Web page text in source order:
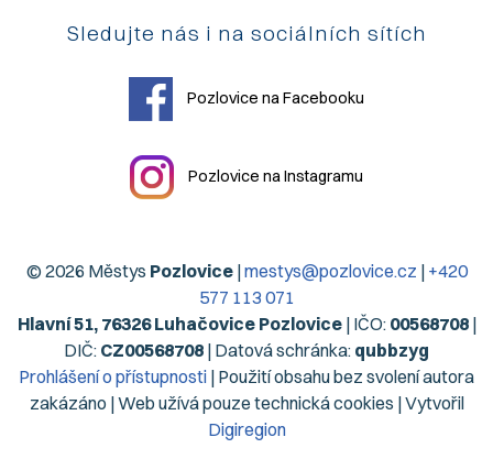
Sledujte nás i na sociálních sítích
Pozlovice na Facebooku
Pozlovice na Instagramu
© 2026 Městys Pozlovice|mestys@pozlovice.cz | +420
577 113 071
Hlavní 51, 76326 Luhačovice Pozlovice| IČO: 00568708|
DIČ: CZ00568708 | Datová schránka: qubbzyg
Prohlášení o přístupnosti | Použití obsahu bez svolení autora
zakázáno | Web užívá pouze technická cookies | Vytvořil
Digiregion